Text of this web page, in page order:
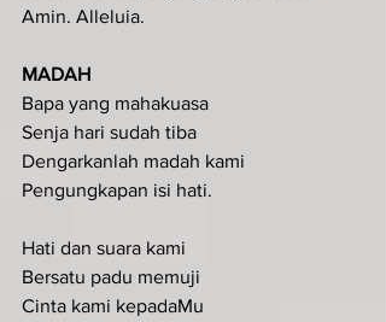
Amin. Alleluia.
MADAH
Bapa yang mahakuasa
Senja hari sudah tiba
Dengarkanlah madah kami
Pengungkapan isi hati.
Hati dan suara kami
Bersatu padu memuji
Cinta kami kepadaMu